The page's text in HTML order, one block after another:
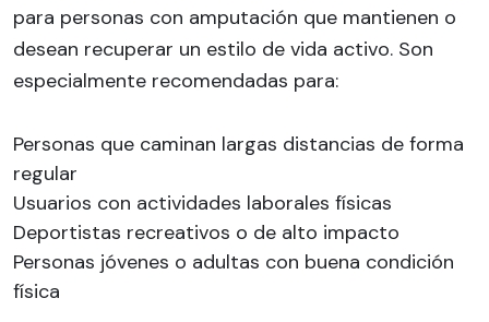
para personas con amputación que mantienen o
desean recuperar un estilo de vida activo. Son
especialmente recomendadas para:
Personas que caminan largas distancias de forma
regular
Usuarios con actividades laborales físicas
Deportistas recreativos o de alto impacto
Personas jóvenes o adultas con buena condición
física